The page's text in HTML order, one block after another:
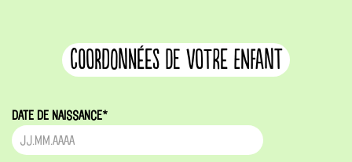
coordonnées de votre enfant
DATE DE NAISSANCE*